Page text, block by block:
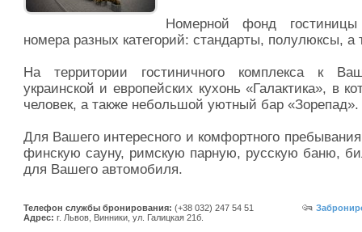
Номерной фонд
номера разных категорий: стандарты, полулюксы, а
На территории гостиничного комплекса к
украинской и европейских кухонь «Галактика», в
человек, а также небольшой уютный бар «Зорепад».
Для Вашего интересного и комфортного
финскую сауну, римскую парную, русскую баню,
для Вашего автомобиля.
Телефон службы бронирования: (+38 032) 247 54 51
Адрес: г. Львов, Винники, ул. Галицкая 21б.